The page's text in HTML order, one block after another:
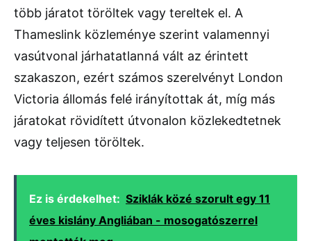
több járatot töröltek vagy tereltek el. A
Thameslink közleménye szerint valamennyi
vasútvonal járhatatlanná vált az érintett
szakaszon, ezért számos szerelvényt London
Victoria állomás felé irányítottak át, míg más
járatokat rövidített útvonalon közlekedtetnek
vagy teljesen töröltek.
Ez is érdekelhet: Sziklák közé szorult egy 11
éves kislány Angliában - mosogatószerrel